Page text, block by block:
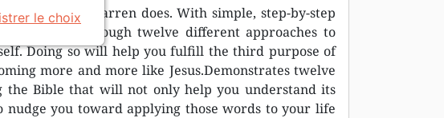
way Rick Warren does. With simple, step-by-step
guides you through twelve different approaches to
Doing so will help you fulfill the third purpose of
more and more like Jesus.Demonstrates twelve
the Bible that will not only help you understand its
you toward applying those words to your life
le choix